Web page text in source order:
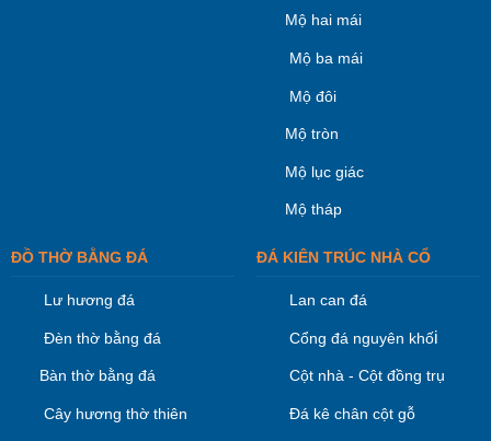
Mộ hai mái
Mộ ba mái
Mộ đôi
Mộ tròn
Mộ lục giác
Mộ tháp
ĐỒ THỜ BẰNG ĐÁ
Lư hương đá
Đèn thờ bằng đá
Bàn thờ bằng đá
Cây hương thờ thiên
ĐÁ KIÊN TRÚC NHÀ CỔ
Lan can đá
Cổng đá nguyên khối
Cột nhà - Cột đồng trụ
Đá kê chân cột gỗ